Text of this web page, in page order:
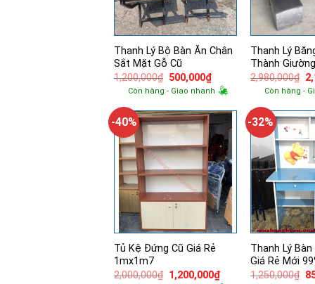
Thanh Lý Bộ Bàn Ăn Chân
Sắt Mặt Gỗ Cũ
1,200,000₫ Giá
gốc
là:
500,000₫Giá
hiện
tại
500,000₫.
Còn hàng - Giao nhanh
Thanh Lý
Thành
2,980,000₫
là:
Còn hàng -
-40%
Tủ Kệ Đứng Cũ Giá Rẻ
1mx1m7
2,000,000₫ Giá
1,200,000₫Giá
-32%
Thanh Lý
Giá Rẻ Mới
1,250,000₫